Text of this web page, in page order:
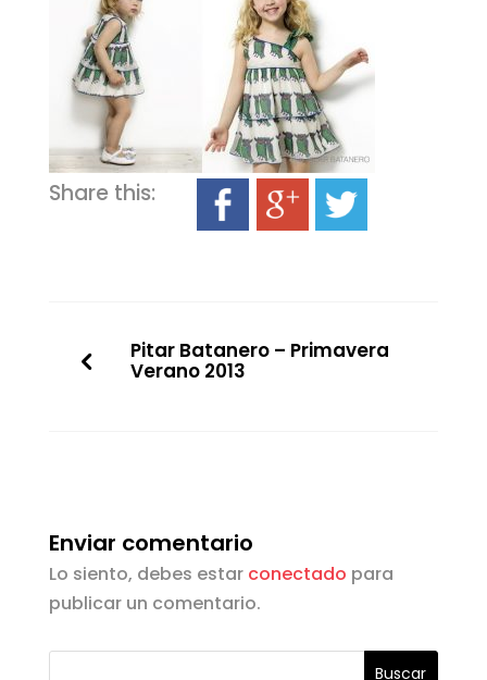
Share this:
Pitar Batanero – Primavera
Verano 2013
Enviar comentario
Lo siento, debes estar conectado para
publicar un comentario.